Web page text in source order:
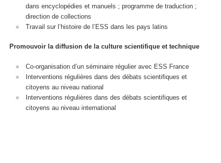
dans encyclopédies et manuels ; programme de traduction ;
direction de collections
Travail sur l’histoire de l’ESS dans les pays latins
Promouvoir la diffusion de la culture scientifique et technique
Co-organisation d’un séminaire régulier avec ESS France
Interventions régulières dans des débats scientifiques et
citoyens au niveau national
Interventions régulières dans des débats scientifiques et
citoyens au niveau international